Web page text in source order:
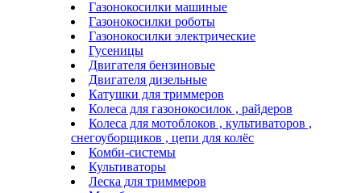
Газонокосилки машиные
Газонокосилки роботы
Газонокосилки электрические
Гусеницы
Двигателя бензиновые
Двигателя дизельные
Катушки для триммеров
Колеса для газонокосилок , райдеров
Колеса для мотоблоков , культиваторов ,
снегоуборщиков , цепи для колёс
Комби-системы
Культиваторы
Леска для триммеров